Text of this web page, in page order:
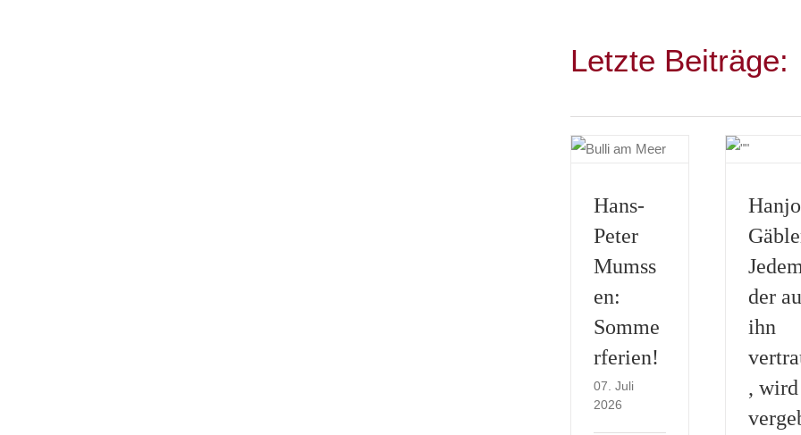
Letzte Beiträge:
Hans-
Peter
Mumss
en:
Somme
rferien!
07. Juli
2026
Hanjo
der
ihn
, wird